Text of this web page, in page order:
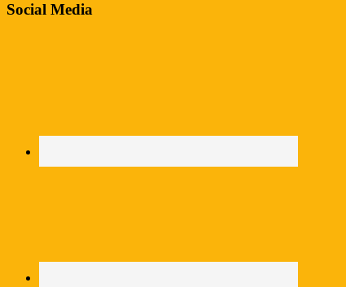
Social Media